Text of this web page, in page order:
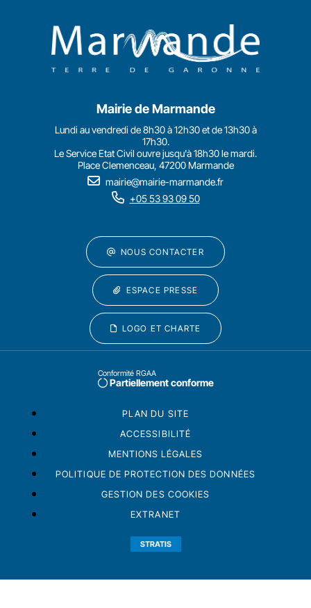
Mairie de Marmande
Lundi au vendredi de 8h30 à 12h30 et de 13h30 à
17h30.
Le Service Etat Civil ouvre jusqu'à 18h30 le mardi.
Place Clemenceau, 47200 Marmande
mairie@mairie-marmande.fr
+05 53 93 09 50
NOUS CONTACTER
ESPACE PRESSE
LOGO ET CHARTE
Conformité RGAA
Partiellement conforme
PLAN DU SITE
ACCESSIBILITÉ
MENTIONS LÉGALES
POLITIQUE DE PROTECTION DES DONNÉES
GESTION DES COOKIES
EXTRANET
STRATIS